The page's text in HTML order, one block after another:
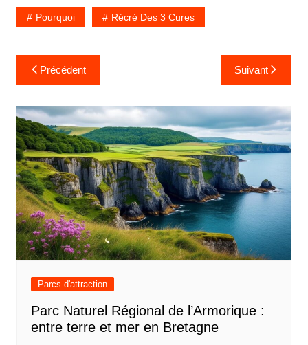
Pourquoi Récré Des 3 Cures
Navigation
de
l’article
Précédent Suivant
Parcs d'attraction
Parc Naturel Régional de l’Armorique :
entre terre et mer en Bretagne